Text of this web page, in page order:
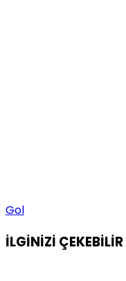
Gol
İLGİNİZİ ÇEKEBİLİR